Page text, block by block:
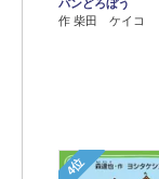
パンどろぼう
作 柴田 ケイコ
4位